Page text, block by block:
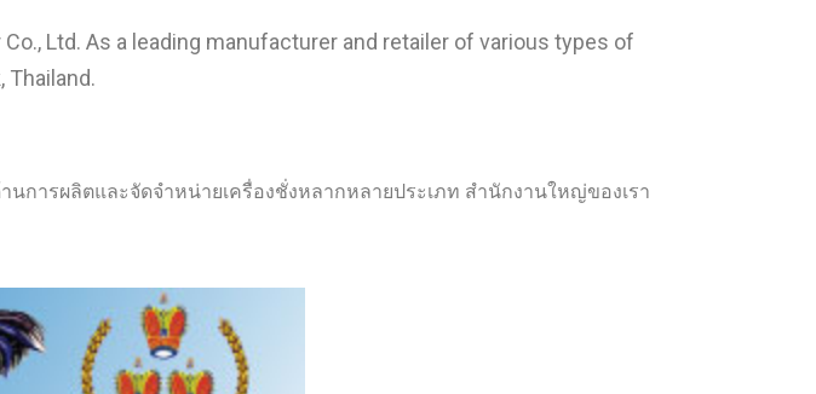
Ltd. As a leading manufacturer and retailer of various types of
Thailand.
การผลิตและจัดจำหน่ายเครื่องชั่งหลากหลายประเภท สำนักงานใหญ่ของเรา